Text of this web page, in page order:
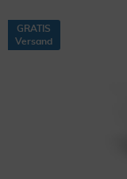
GRATIS
Versand